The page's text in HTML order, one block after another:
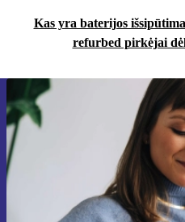
Kas yra baterijos
refurbed pirkėjai
Nebepraleisk nė